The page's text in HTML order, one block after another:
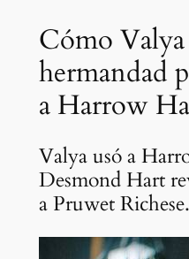
Cómo
hermandad
a Harrow
Valya usó a
Desmond Hart
a Pruwet Richese.